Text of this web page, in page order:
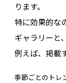
ります。
特に効果的な
ギャラリーと
例えば、掲載
季節ごとのトレ